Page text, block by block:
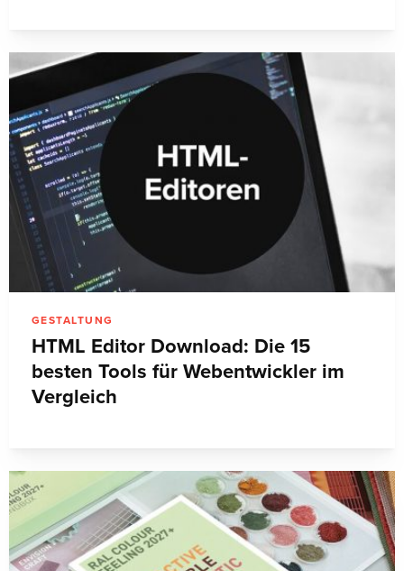
GESTALTUNG
HTML Editor Download: Die 15
besten Tools für Webentwickler im
Vergleich